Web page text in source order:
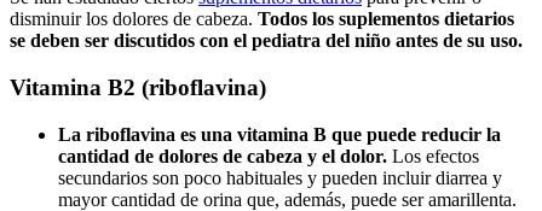
disminuir los dolores de cabeza. Todos los suplementos dietarios
se deben ser discutidos con el pediatra del niño antes de su uso.
Vitamina B2 (riboflavina)
La riboflavina es una vitamina B que puede reducir la
cantidad de dolores de cabeza y el dolor. Los efectos
secundarios son poco habituales y pueden incluir diarrea y
mayor cantidad de orina que, además, puede ser amarillenta.